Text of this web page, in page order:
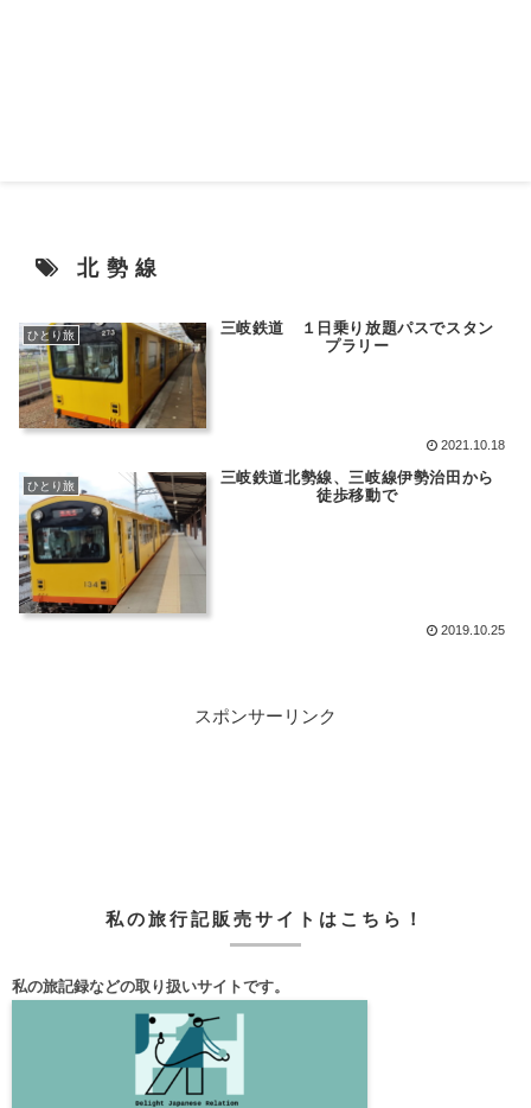
北勢線
ひとり旅
三岐鉄道 １日乗り放題パスでスタン
プラリー
2021.10.18
ひとり旅
三岐鉄道北勢線、三岐線伊勢治田から
徒歩移動で
2019.10.25
スポンサーリンク
私の旅行記販売サイトはこちら！
私の旅記録などの取り扱いサイトです。